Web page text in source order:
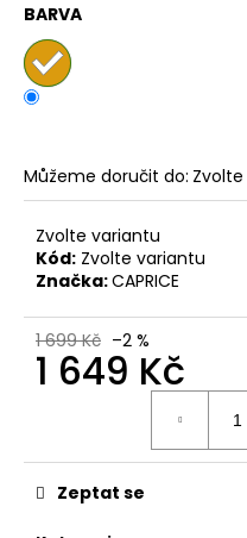
BARVA
Můžeme doručit do:
Zvolte variantu
Kód: Zvolte variantu
Značka:CAPRICE
1 699 Kč –2 %
1 649 Kč
Zeptat se
č
u
j
e
NAZOUVÁKY
ŽABKY
INBLU
BRONZOVÉ
499